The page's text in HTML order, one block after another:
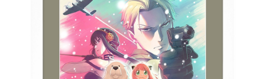
映画ちいかわ
じゅじゅフェス 2026
薬屋のひとりごと 夏の園遊会2026